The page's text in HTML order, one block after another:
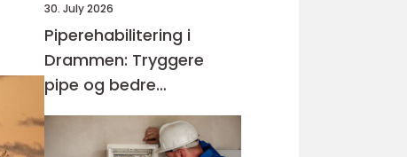
30. July 2026
Piperehabilitering i
Drammen: Tryggere
pipe og bedre
fyringsøkonomi